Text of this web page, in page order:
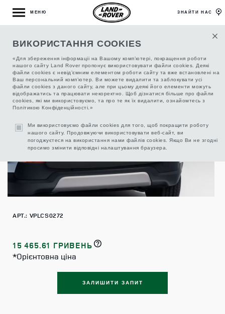
ВИКОРИСТАННЯ COOKIES
«Для збереження інформаціі на Вашому комп’ютері, покращення роботи
нашого сайту Land Rover пропонує використовувати файли cookies. Деякі
файли cookies є невід’ємним елементом роботи сайту та вже встановлені на
Ваш персональний комп’ютер. Ви можете видалити та заблокувати усі
файли cookies з даного сайту, але при цьому деякі його елементи можуть
відображатись та працювати некоректно. Щоб дізнатися більше про файли
cookies, які ми використовуємо, та про те як їх видалити, ознайомтесь з
Політикою Конфіденційності.»
Ми використовуємо файли cookies для того, щоб покращити роботу
нашого сайту. Продовжуючи використовувати веб-сайт, ви
погоджуєтеся на використання нами файлів cookies. Якщо Ви не згодні
просимо змінити відповідні налаштування браузера.
МЕНЮ ЗНАЙТИ НАС
ПОКРИТТЯ ЗАХИСНЕ
АРТ.: VPLCS0272
15 465.61 ГРИВЕНЬ
*Орієнтовна ціна
ЗАЛИШИТИ ЗАПИТ